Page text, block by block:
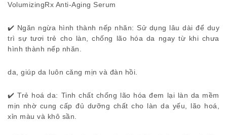
VolumizingRx Anti-Aging Serum
✔️ Ngăn ngừa hình thành nếp nhăn: Sử dụng lâu dài để duy
trì sự tươi trẻ cho làn, chống lão hóa da ngay từ khi chưa
hình thành nếp nhăn.
da, giúp da luôn căng mịn và đàn hồi.
✔️ Trẻ hoá da: Tinh chất chống lão hóa đem lại làn da mềm
mịn nhờ cung cấp đủ dưỡng chất cho làn da yếu, lão hoá,
xỉn màu và khô sần.